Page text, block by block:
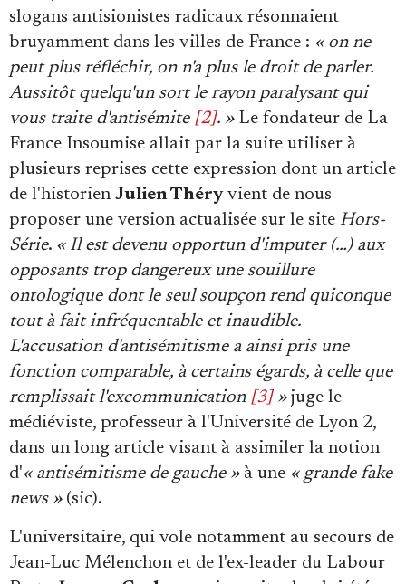
slogans antisionistes radicaux résonnaient
bruyamment dans les villes de France : « on ne
peut plus réfléchir, on n'a plus le droit de parler.
Aussitôt quelqu'un sort le rayon paralysant qui
vous traite d'antisémite [2]. »Le fondateur de La
France Insoumise allait par la suite utiliser à
plusieurs reprises cette expression dont un article
de l'historien Julien Théryvient de nous
proposer une version actualisée sur le site Hors-
Série. « Il est devenu opportun d'imputer (…) aux
opposants trop dangereux une souillure
ontologique dont le seul soupçon rend quiconque
tout à fait infréquentable et inaudible.
L'accusation d'antisémitisme a ainsi pris une
fonction comparable, à certains égards, à celle que
remplissait l'excommunication [3]»juge le
médiéviste, professeur à l'Université de Lyon 2,
dans un long article visant à assimiler la notion
d'« antisémitisme de gauche »à une « grande fake
news »(sic).
L'universitaire, qui vole notamment au secours de
Jean-Luc Mélenchon et de l'ex-leader du Labour